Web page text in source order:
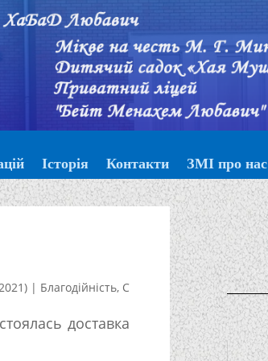
Історія Контакти ЗМІ про нас
| Благодійність, С
доставка